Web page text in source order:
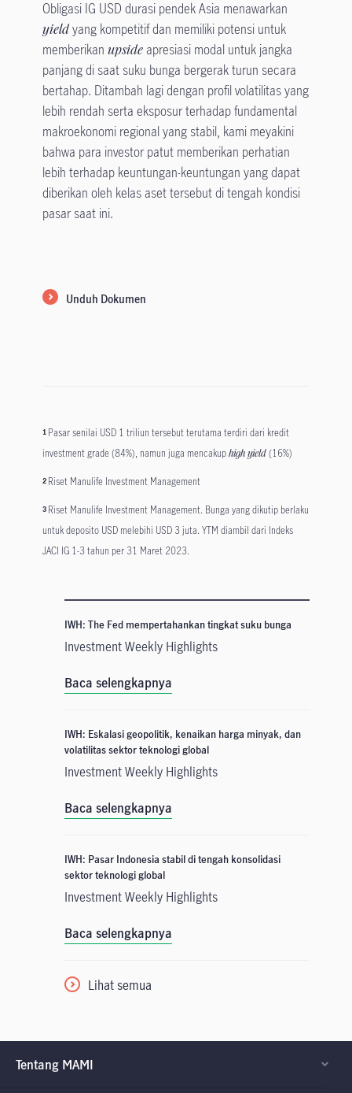
Obligasi IG USD durasi pendek Asia menawarkan
yieldyang kompetitif dan memiliki potensi untuk
memberikan upsideapresiasi modal untuk jangka
panjang di saat suku bunga bergerak turun secara
bertahap. Ditambah lagi dengan profil volatilitas yang
lebih rendah serta eksposur terhadap fundamental
makroekonomi regional yang stabil, kami meyakini
bahwa para investor patut memberikan perhatian
lebih terhadap keuntungan-keuntungan yang dapat
diberikan oleh kelas aset tersebut di tengah kondisi
pasar saat ini.
Unduh Dokumen
1 Pasar senilai USD 1 triliun tersebut terutama terdiri dari kredit
investment grade (84%), namun juga mencakuphigh yield(16%)
2 Riset Manulife Investment Management
3 Riset Manulife Investment Management. Bunga yang dikutip berlaku
untuk deposito USD melebihi USD 3 juta. YTM diambil dari Indeks
JACI IG 1-3 tahun per 31 Maret 2023.
IWH: The Fed mempertahankan tingkat suku bunga
Investment Weekly Highlights
Baca selengkapnya
IWH: Eskalasi geopolitik, kenaikan harga minyak, dan
volatilitas sektor teknologi global
Investment Weekly Highlights
Baca selengkapnya
IWH: Pasar Indonesia stabil di tengah konsolidasi
sektor teknologi global
Investment Weekly Highlights
Baca selengkapnya
Lihat semua
Tentang MAMI